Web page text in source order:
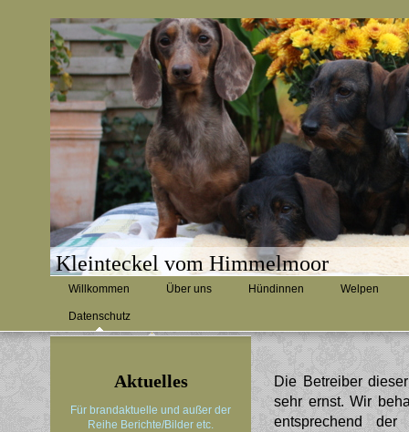
Kleinteckel vom Himmelmoor
Willkommen Über uns Hündinnen Welpen
Datenschutz
Aktuelles
Für brandaktuelle und außer der
Reihe Berichte/Bilder etc.
Die Betreiber
sehr ernst. Wir
entsprechend der